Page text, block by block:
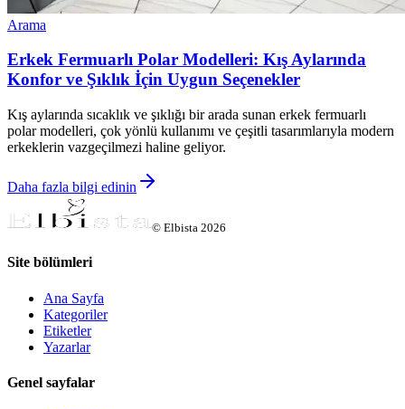
Arama
Erkek Fermuarlı Polar Modelleri: Kış Aylarında
Konfor ve Şıklık İçin Uygun Seçenekler
Kış aylarında sıcaklık ve şıklığı bir arada sunan erkek fermuarlı
polar modelleri, çok yönlü kullanımı ve çeşitli tasarımlarıyla modern
erkeklerin vazgeçilmezi haline geliyor.
Daha fazla bilgi edinin
© Elbista 2026
Site bölümleri
Ana Sayfa
Kategoriler
Etiketler
Yazarlar
Genel sayfalar